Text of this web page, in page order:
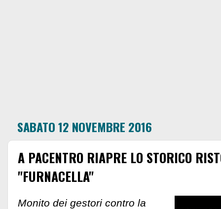
SABATO 12 NOVEMBRE 2016
A PACENTRO RIAPRE LO STORICO
"FURNACELLA"
Monito dei gestori contro la